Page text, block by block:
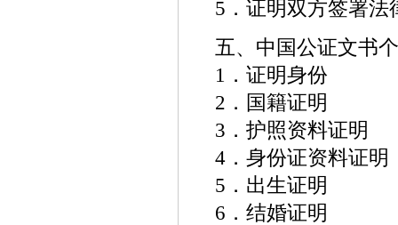
5．证明双方签署法
五、中国公证文书
1．证明身份
2．国籍证明
3．护照资料证明
4．身份证资料证明
5．出生证明
6．结婚证明